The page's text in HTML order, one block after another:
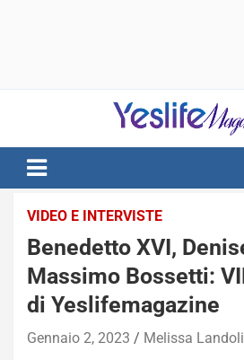
notizie di intrattenimento
VIDEO E INTERVISTE
Benedetto XVI,
Massimo Bossetti:
di Yeslifemagazine
Gennaio 2, 2023 Melissa